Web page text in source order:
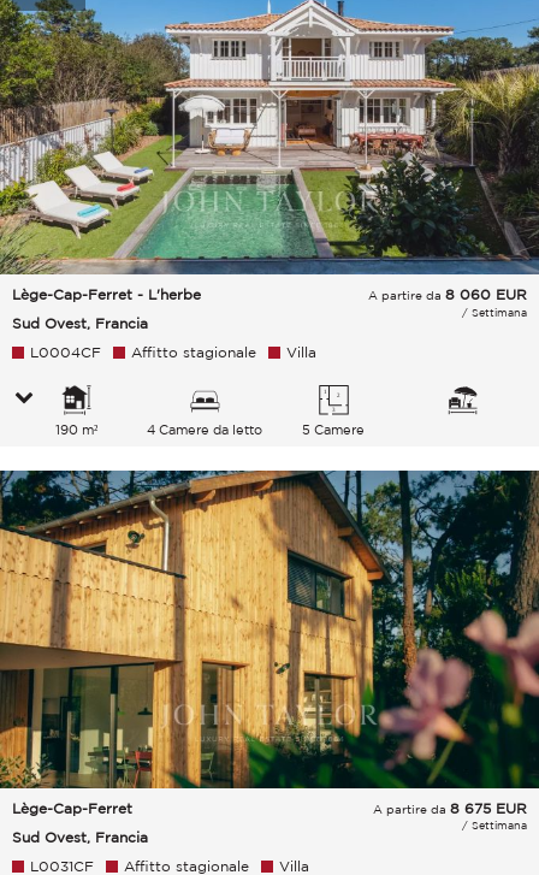
Lège-Cap-Ferret - L'herbe
Sud Ovest, Francia
A partire da 8 060 EUR
/ Settimana
L0004CF Affitto stagionale Villa
190 m² 4 Camere da letto 5 Camere
Lège-Cap-Ferret
Sud Ovest, Francia
A partire da 8 675 EUR
/ Settimana
L0031CF Affitto stagionale Villa